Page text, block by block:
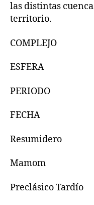
las distintas
territorio.
COMPLEJO
ESFERA
PERIODO
FECHA
Resumidero
Mamom
Preclásico Tardío